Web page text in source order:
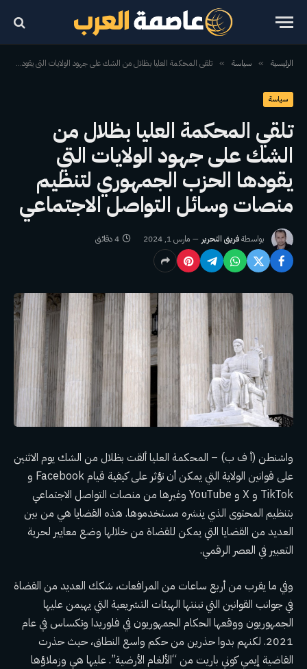
الرئيسية » سياسة » تلقي المحكمة العليا بظلال من الشك على جهود الولايات التي يقودها الحزب الجمهوري لتنظيم منصات وسائل التواصل الاجتماعي
سياسة
تلقي المحكمة العليا بظلال من
الشك على جهود الولايات التي
يقودها الحزب الجمهوري لتنظيم
منصات وسائل التواصل الاجتماعي
بواسطةفريق التحرير مارس 1, 2024 4 دقائق
واشنطن (أ ف ب) – المحكمة العلياألقت بظلال من الشك يوم الاثنين
على قوانين الولاية التي يمكن أن تؤثر على كيفية قيام Facebook و
TikTok و X و YouTube وغيرها من منصات التواصل الاجتماعي
بتنظيم المحتوى الذي ينشره مستخدموها. هذه القضايا هي من بين
العديد من القضايا التي يمكن للقضاة من خلالها وضع معايير لحرية
التعبير في العصر الرقمي.
وفي ما يقرب من أربع ساعات من المرافعات، شكك العديد من القضاة
في جوانب القوانين التي تبنتها الهيئات التشريعية التي يهيمن عليها
الجمهوريون ووقعها الحكام الجمهوريون في فلوريدا وتكساس في عام
2021. لكنهم بدوا حذرين من حكم واسع النطاق، حيث حذرت
القاضية إيمي كوني باريت من “الألغام الأرضية”. عليها هي وزملاؤها